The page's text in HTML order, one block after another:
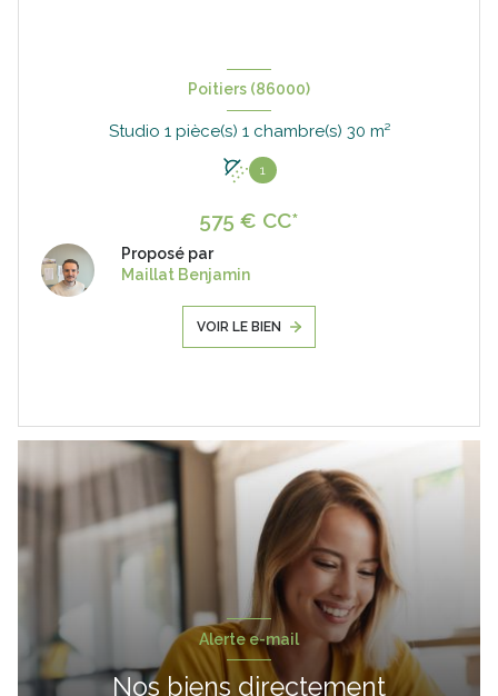
Poitiers (86000)
Studio 1 pièce(s) 1 chambre(s) 30 m²
1
575 € CC*
Proposé par
Maillat Benjamin
VOIR LE BIEN
Alerte e-mail
Nos biens directement